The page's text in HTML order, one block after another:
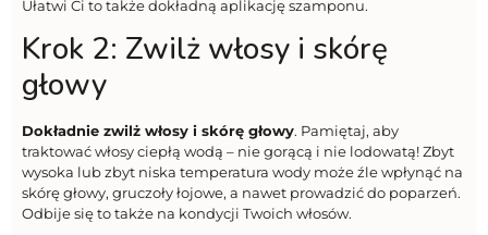
Ułatwi Ci to także dokładną aplikację szamponu.
Krok 2: Zwilż włosy i skórę
głowy
Dokładnie zwilż włosy i skórę głowy. Pamiętaj, aby
traktować włosy ciepłą wodą – nie gorącą i nie lodowatą! Zbyt
wysoka lub zbyt niska temperatura wody może źle wpłynąć na
skórę głowy, gruczoły łojowe, a nawet prowadzić do poparzeń.
Odbije się to także na kondycji Twoich włosów.